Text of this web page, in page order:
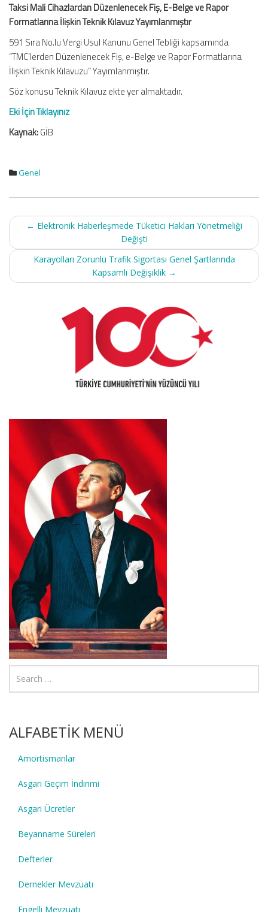
Taksi Mali Cihazlardan Düzenlenecek Fiş, E-Belge ve Rapor
Formatlarına İlişkin Teknik Kılavuz Yayımlanmıştır
591 Sıra No.lu Vergi Usul Kanunu Genel Tebliği kapsamında
“TMC’lerden Düzenlenecek Fiş, e-Belge ve Rapor Formatlarına
İlişkin Teknik Kılavuzu” Yayımlanmıştır.
Söz konusu Teknik Kılavuz ekte yer almaktadır.
Eki İçin Tıklayınız
Kaynak:GİB
Genel
Post
navigation
← Elektronik Haberleşmede Tüketici Hakları Yönetmeliği
Değişti
Karayolları Zorunlu Trafik Sigortası Genel Şartlarında
Kapsamlı Değişiklik →
ALFABETİK MENÜ
Amortismanlar
Asgari Geçim İndirimi
Asgari Ücretler
Beyanname Süreleri
Defterler
Dernekler Mevzuatı
Engelli Mevzuatı